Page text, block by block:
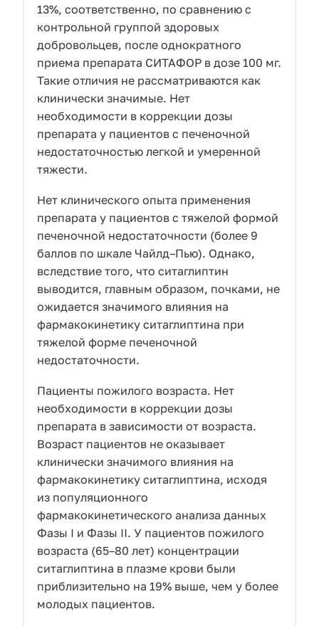
13%, соответственно, по сравнению с
контрольной группой здоровых
добровольцев, после однократного
приема препарата СИТАФОР в дозе 100 мг.
Такие отличия не рассматриваются как
клинически значимые. Нет
необходимости в коррекции дозы
препарата у пациентов с печеночной
недостаточностью легкой и умеренной
тяжести.
Нет клинического опыта применения
препарата у пациентов с тяжелой формой
печеночной недостаточности (более 9
баллов по шкале Чайлд–Пью). Однако,
вследствие того, что ситаглиптин
выводится, главным образом, почками, не
ожидается значимого влияния на
фармакокинетику ситаглиптина при
тяжелой форме печеночной
недостаточности.
Пациенты пожилого возраста. Нет
необходимости в коррекции дозы
препарата в зависимости от возраста.
Возраст пациентов не оказывает
клинически значимого влияния на
фармакокинетику ситаглиптина, исходя
из популяционного
фармакокинетического анализа данных
Фазы I и Фазы II. У пациентов пожилого
возраста (65–80 лет) концентрации
ситаглиптина в плазме крови были
приблизительно на 19% выше, чем у более
молодых пациентов.